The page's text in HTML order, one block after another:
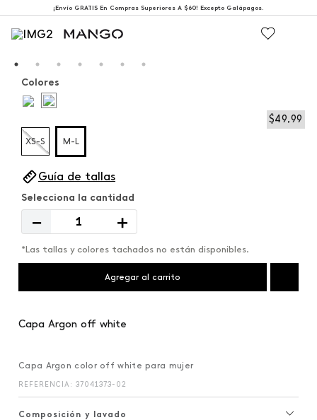
¡Envío GRATIS En Compras Superiores A $60! Excepto Galápagos.
$49,99
Colores
XS-S M-L
Guía de tallas
＋
－
*Las tallas y colores tachados no están disponibles.
Agregar al carrito
Capa Argon off white
Capa Argon color off white para mujer
REFERENCIA : 37041373-02
Composición y lavado